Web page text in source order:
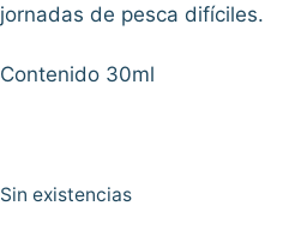
jornadas de pesca difíciles.
Contenido 30ml
Sin existencias